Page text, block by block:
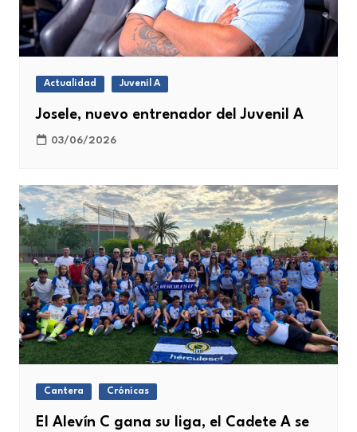
Actualidad Juvenil A
Josele, nuevo entrenador del Juvenil A
03/06/2026
Cantera Crónicas
El Alevín C gana su liga, el Cadete A se